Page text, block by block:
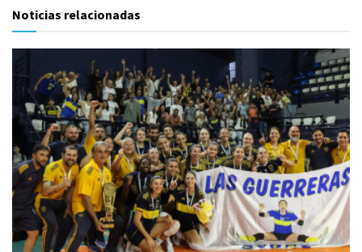
Noticias relacionadas